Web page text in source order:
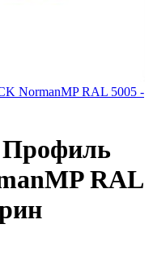
NormanMP RAL 5005 -
RAL